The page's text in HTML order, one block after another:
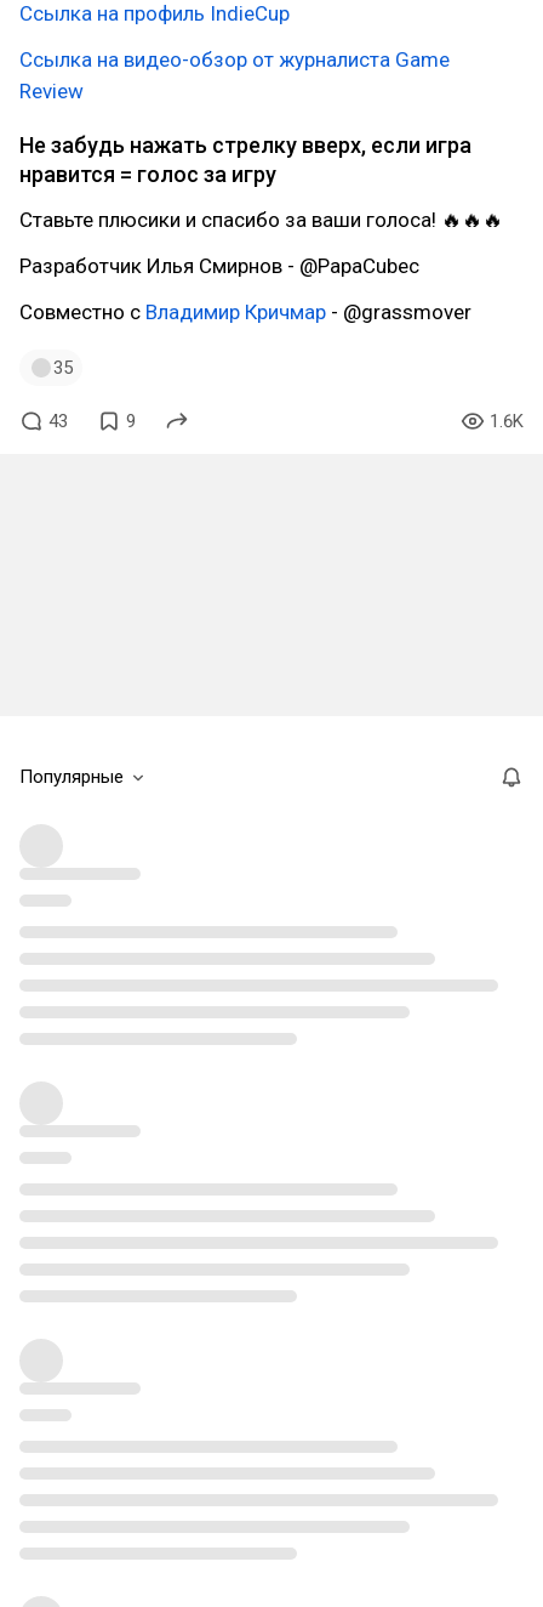
Ссылка на профиль IndieCup
Ссылка на видео-обзор от журналиста Game
Review
Не забудь нажать стрелку вверх, если игра
нравится = голос за игру
Ставьте плюсики и спасибо за ваши голоса! 🔥🔥🔥
Разработчик Илья Смирнов - @PapaCubec
Совместно с Владимир Кричмар - @grassmover
35
43 9 1.6K
Популярные